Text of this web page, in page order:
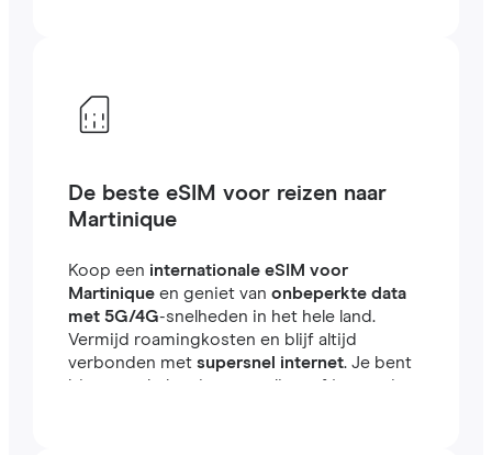
De beste eSIM voor reizen naar
Martinique
Koop een internationale eSIM voor
Martiniqueen geniet van onbeperkte data
met 5G/4G-snelheden in het hele land.
Vermijd roamingkosten en blijf altijd
verbonden met supersnel internet. Je bent
binnen enkele minuten online, of je nu reist